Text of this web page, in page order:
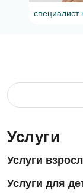
специалист
Услуги
Услуги
Терапевтическая
Услуги для